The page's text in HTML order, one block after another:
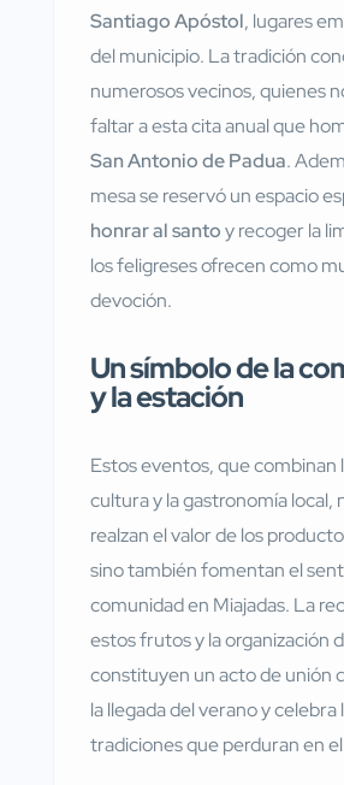
Santiago Apóstol, lugares
del municipio. La tradición
numerosos vecinos, quienes
faltar a esta cita anual que
San Antonio de Padua.
mesa se reservó un espacio
honrar al santoy recoger la
los feligreses ofrecen como
devoción.
Un símbolo de la
y la estación
Estos eventos, que combinan
cultura y la gastronomía local,
realzan el valor de los
sino también fomentan el
comunidad en Miajadas. La
estos frutos y la organización
constituyen un acto de unión
la llegada del verano y celebra
tradiciones que perduran en